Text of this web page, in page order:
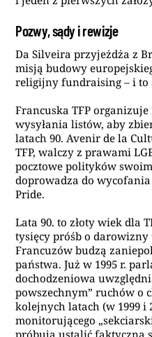
Pozwy, sądy i rewizje
Da Silveira przyjeżdża z
misją budowy
religijny fundraising – i to
Francuska TFP
wysyłania listów, aby
latach 90. Avenir de la
TFP, walczy z prawami
pocztowe polityków
doprowadza do
Pride.
Lata 90. to złoty wiek dla
tysięcy próśb o
Francuzów budzą
państwa. Już w 1995 r.
dochodzeniowa
powszechnym” ruchów o
kolejnych latach (w 1999 i
monitorującego
próbują ustalić faktyczną